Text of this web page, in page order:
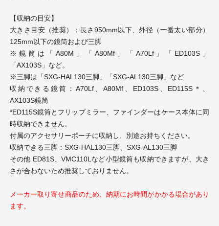
【収納の目安】
大きさ目安（推奨）：長さ950mm以下、外径（一番太い部分）
125mm以下の鏡筒および三脚
※鏡筒は「A80M」「A80Mf」「A70Lf」「ED103S」
「AX103S」など。
※三脚は「SXG-HAL130三脚」「SXG-AL130三脚」など
収納できる鏡筒：A70Lf、A80Mf、ED103S、ED115S＊、
AX103S鏡筒
*ED115S鏡筒とフリップミラー、ファインダーはケース本体に同
時収納できません。
付属のアクセサリーポーチに収納し、別途お持ちください。
収納できる三脚：SXG-HAL130三脚、SXG-AL130三脚
その他 ED81S、VMC110Lなど小型鏡筒も収納できますが、大き
さが合わないため推奨しておりません。
メーカー取り寄せ商品のため、納期にお時間がかかる場合があり
ます。